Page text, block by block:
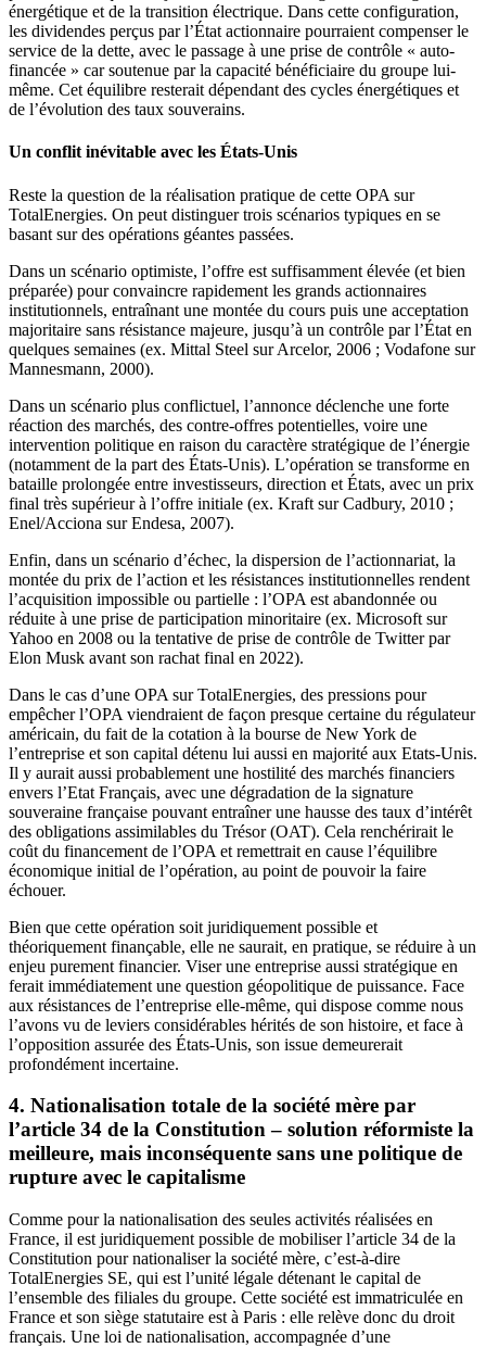
énergétique et de la transition électrique. Dans cette configuration,
les dividendes perçus par l’État actionnaire pourraient compenser le
service de la dette, avec le passage à une prise de contrôle « auto-
financée » car soutenue par la capacité bénéficiaire du groupe lui-
même. Cet équilibre resterait dépendant des cycles énergétiques et
de l’évolution des taux souverains.
Un conflit inévitable avec les États-Unis
Reste la question de la réalisation pratique de cette OPA sur
TotalEnergies. On peut distinguer trois scénarios typiques en se
basant sur des opérations géantes passées.
Dans un scénario optimiste, l’offre est suffisamment élevée (et bien
préparée) pour convaincre rapidement les grands actionnaires
institutionnels, entraînant une montée du cours puis une acceptation
majoritaire sans résistance majeure, jusqu’à un contrôle par l’État en
quelques semaines (ex. Mittal Steel sur Arcelor, 2006 ; Vodafone sur
Mannesmann, 2000).
Dans un scénario plus conflictuel, l’annonce déclenche une forte
réaction des marchés, des contre-offres potentielles, voire une
intervention politique en raison du caractère stratégique de l’énergie
(notamment de la part des États-Unis). L’opération se transforme en
bataille prolongée entre investisseurs, direction et États, avec un prix
final très supérieur à l’offre initiale (ex. Kraft sur Cadbury, 2010 ;
Enel/Acciona sur Endesa, 2007).
Enfin, dans un scénario d’échec, la dispersion de l’actionnariat, la
montée du prix de l’action et les résistances institutionnelles rendent
l’acquisition impossible ou partielle : l’OPA est abandonnée ou
réduite à une prise de participation minoritaire (ex. Microsoft sur
Yahoo en 2008 ou la tentative de prise de contrôle de Twitter par
Elon Musk avant son rachat final en 2022).
Dans le cas d’une OPA sur TotalEnergies, des pressions pour
empêcher l’OPA viendraient de façon presque certaine du régulateur
américain, du fait de la cotation à la bourse de New York de
l’entreprise et son capital détenu lui aussi en majorité aux Etats-Unis.
Il y aurait aussi probablement une hostilité des marchés financiers
envers l’Etat Français, avec une dégradation de la signature
souveraine française pouvant entraîner une hausse des taux d’intérêt
des obligations assimilables du Trésor (OAT). Cela renchérirait le
coût du financement de l’OPA et remettrait en cause l’équilibre
économique initial de l’opération, au point de pouvoir la faire
échouer.
Bien que cette opération soit juridiquement possible et
théoriquement finançable, elle ne saurait, en pratique, se réduire à un
enjeu purement financier. Viser une entreprise aussi stratégique en
ferait immédiatement une question géopolitique de puissance. Face
aux résistances de l’entreprise elle-même, qui dispose comme nous
l’avons vu de leviers considérables hérités de son histoire, et face à
l’opposition assurée des États-Unis, son issue demeurerait
profondément incertaine.
4. Nationalisation totale de la société mère par
l’article 34 de la Constitution – solution réformiste la
meilleure, mais inconséquente sans une politique de
rupture avec le capitalisme
Comme pour la nationalisation des seules activités réalisées en
France, il est juridiquement possible de mobiliser l’article 34 de la
Constitution pour nationaliser la société mère, c’est-à-dire
TotalEnergies SE, qui est l’unité légale détenant le capital de
l’ensemble des filiales du groupe. Cette société est immatriculée en
France et son siège statutaire est à Paris : elle relève donc du droit
français. Une loi de nationalisation, accompagnée d’une